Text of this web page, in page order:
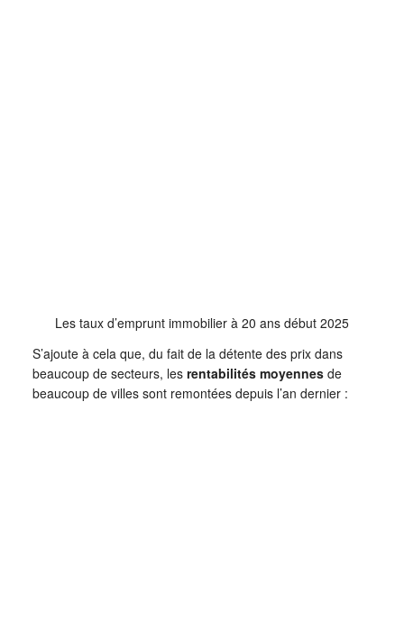
Les taux d’emprunt immobilier à 20 ans début 2025
S’ajoute à cela que, du fait de la détente des prix dans
beaucoup de secteurs, les rentabilités moyennesde
beaucoup de villes sont remontées depuis l’an dernier :